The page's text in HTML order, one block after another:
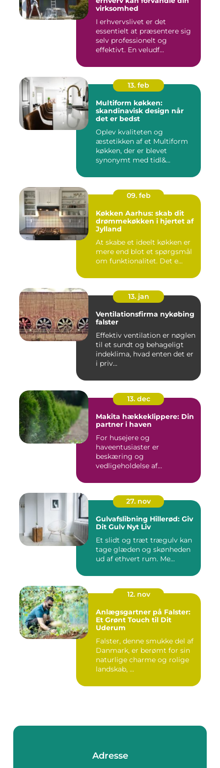
virksomhed
I erhvervslivet er det
essentielt at præsentere sig
selv professionelt og
effektivt. En veludf...
13. feb
Multiform køkken:
skandinavisk design når
det er bedst
Oplev kvaliteten og
æstetikken af et Multiform
køkken, der er blevet
synonymt med tidl&...
09. feb
Køkken Aarhus: skab dit
drømmekøkken i hjertet af
Jylland
At skabe et ideelt køkken er
mere end blot et spørgsmål
om funktionalitet. Det e...
13. jan
Ventilationsfirma nykøbing
falster
Effektiv ventilation er nøglen
til et sundt og behageligt
indeklima, hvad enten det er
i priv...
13. dec
Makita hækkeklippere: Din
partner i haven
For husejere og
haveentusiaster er
beskæring og
vedligeholdelse af
27. nov
Gulvafslibning Hillerød: Giv
Dit Gulv Nyt Liv
Et slidt og træt trægulv kan
tage glæden og skønheden
ud af ethvert rum. Me...
12. nov
Anlægsgartner på Falster:
Et Grønt Touch til Dit
Uderum
Falster, denne smukke del af
Danmark, er berømt for sin
naturlige charme og rolige
landskab, ...
Adresse